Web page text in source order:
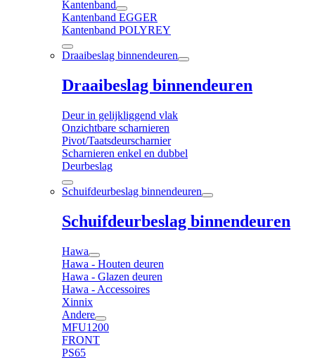
Kantenband
Kantenband EGGER
Kantenband POLYREY
Draaibeslag binnendeuren
Draaibeslag binnendeuren
Deur in gelijkliggend vlak
Onzichtbare scharnieren
Pivot/Taatsdeurscharnier
Scharnieren enkel en dubbel
Deurbeslag
Schuifdeurbeslag binnendeuren
Schuifdeurbeslag binnendeuren
Hawa
Hawa - Houten deuren
Hawa - Glazen deuren
Hawa - Accessoires
Xinnix
Andere
MFU1200
FRONT
PS65